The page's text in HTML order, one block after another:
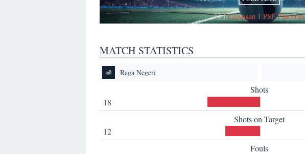
Lapangan 1 PSF Pancoran
MATCH STATISTICS
Raga Negeri
Shots
18
Shots on Target
12
Fouls